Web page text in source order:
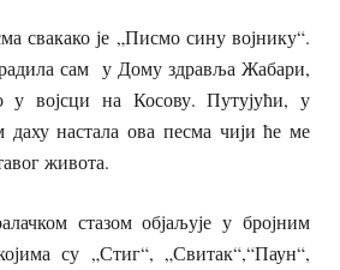
свакако је „Писмо сину војнику“.
сам у Дому здравља Жабари,
војсци на Косову. Путујући, у
даху настала ова песма чији ће ме
живота.
стазом објаљује у бројним
су „Стиг“, „Свитак“,“Паун“,